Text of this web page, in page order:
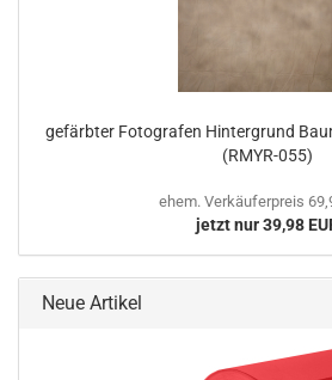
gefärbter Fotografen Hintergrund
(RMYR-055)
ehem. Verkäuferpreis
jetzt nur 39,98
Neue Artikel